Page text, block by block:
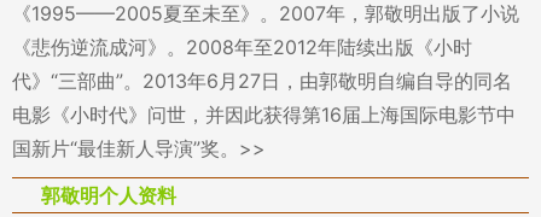
《1995——2005夏至未至》。2007年，郭敬明出版了小说
《悲伤逆流成河》。2008年至2012年陆续出版《小时
代》“三部曲”。2013年6月27日，由郭敬明自编自导的同名
电影《小时代》问世，并因此获得第16届上海国际电影节中
国新片“最佳新人导演”奖。>>
郭敬明个人资料